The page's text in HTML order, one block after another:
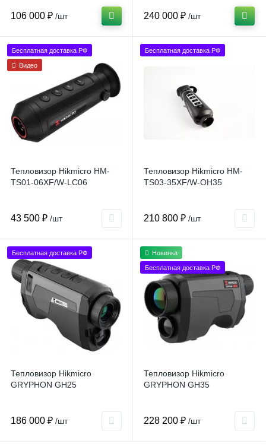
106 000 ₽ /шт 240 000 ₽ /шт
Бесплатная доставка РФ
Видео
Тепловизор Hikmicro HM-
TS01-06XF/W-LC06
43 500 ₽ /шт
Бесплатная доставка РФ
Тепловизор Hikmicro HM-
TS03-35XF/W-OH35
210 800 ₽ /шт
Бесплатная доставка РФ
Тепловизор Hikmicro
GRYPHON GH25
186 000 ₽ /шт
Новинка
Бесплатная доставка РФ
Тепловизор Hikmicro
GRYPHON GH35
228 200 ₽ /шт